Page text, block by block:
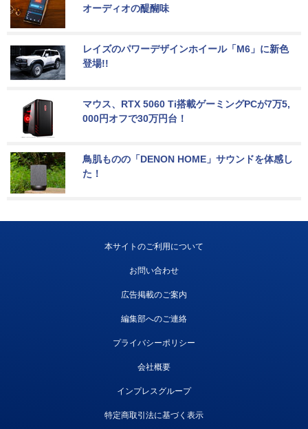
オーディオの醍醐味
レイズのパワーデザインホイール「M6」に新色
登場!!
マウス、RTX 5060 Ti搭載ゲーミングPCが7万5,
000円オフで30万円台！
鳥肌ものの「DENON HOME」サウンドを体感し
た！
本サイトのご利用について
お問い合わせ
広告掲載のご案内
編集部へのご連絡
プライバシーポリシー
会社概要
インプレスグループ
特定商取引法に基づく表示